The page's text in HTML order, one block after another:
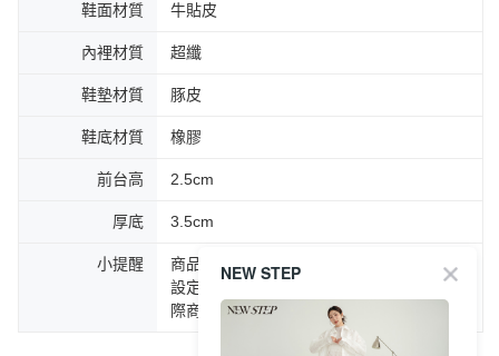
鞋面材質 牛貼皮
內裡材質 超纖
鞋墊材質 豚皮
鞋底材質 橡膠
前台高 2.5cm
厚底 3.5cm
小提醒
商品圖片顏色會因拍攝燈光環境或個人螢幕
設定不同，而造成部份色差現象，顏色以實
際商品為主。
NEW STEP